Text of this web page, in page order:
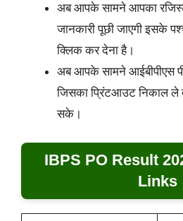
अब आपके सामने आपका
जानकारी पूछी जाएगी इसके
क्लिक कर देना है।
अब आपके सामने आईबीपीएस
जिसका प्रिंटआउट निकाल ले
सके।
IBPS PO Result
Links